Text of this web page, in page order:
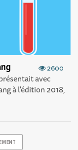
2600
avec
à l'édition 2018,